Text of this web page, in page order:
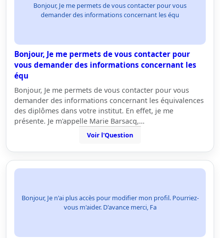
Bonjour, Je me permets de vous contacter pour vous
demander des informations concernant les équ
Bonjour, Je me permets de vous contacter pour
vous demander des informations concernant les
équ
Bonjour, Je me permets de vous contacter pour vous
demander des informations concernant les équivalences
des diplômes dans votre institut. En effet, je me
présente. Je m'appelle Marie Barsacq,…
Voir l'Question
Bonjour, Je n'ai plus accès pour modifier mon profil. Pourriez-
vous m'aider. D'avance merci, Fa